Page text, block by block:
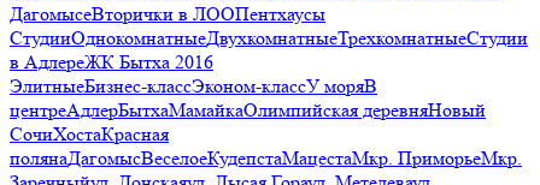
ДагомысеВторички в ЛООПентхаусы
СтудииОднокомнатныеДвухкомнатныеТрехкомнатныеСтудии
в АдлереЖК Бытха 2016
ЭлитныеБизнес-классЭконом-классУ моряВ
центреАдлерБытхаМамайкаОлимпийская деревняНовый
СочиХостаКрасная
полянаДагомысВеселоеКудепстаМацестаМкр. ПриморьеМкр.